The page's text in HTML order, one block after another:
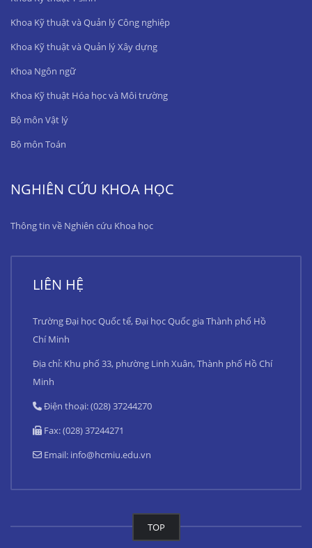
Khoa Kỹ thuật và Quản lý Công nghiệp
Khoa Kỹ thuật và Quản lý Xây dựng
Khoa Ngôn ngữ
Khoa Kỹ thuật Hóa học và Môi trường
Bộ môn Vật lý
Bộ môn Toán
NGHIÊN CỨU KHOA HỌC
Thông tin về Nghiên cứu Khoa học
LIÊN HỆ
Trường Đại học Quốc tế, Đại học Quốc gia Thành phố Hồ
Chí Minh
Địa chỉ: Khu phố 33, phường Linh Xuân, Thành phố Hồ Chí
Minh
Điện thoại: (028) 37244270
Fax: (028) 37244271
Email: info@hcmiu.edu.vn
TOP